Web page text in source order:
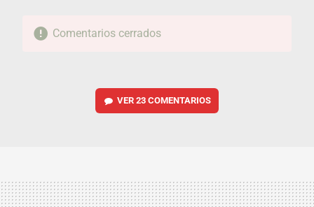
Comentarios cerrados
VER 23 COMENTARIOS